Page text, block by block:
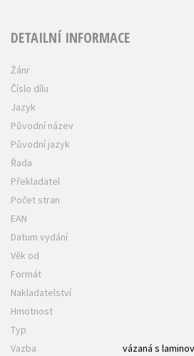
DETAILNÍ INFORMACE
Žánr
Číslo dílu
Jazyk
Původní název
Původní jazyk
Řada
Překladatel
Počet stran
EAN
Datum vydání
Věk od
Formát
Nakladatelství
Hmotnost
Typ
Vazba
vázaná s